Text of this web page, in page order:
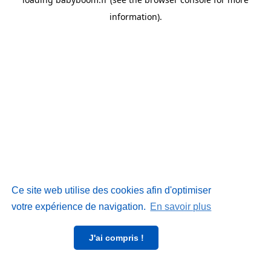
Ce site web utilise des cookies afin d'optimiser
votre expérience de navigation. En savoir plus
J'ai compris !
information).